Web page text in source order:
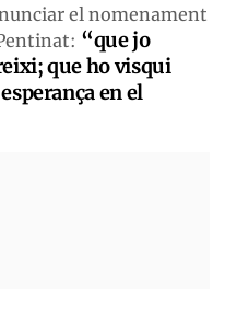
el nomenament
“que jo
que ho visqui
en el